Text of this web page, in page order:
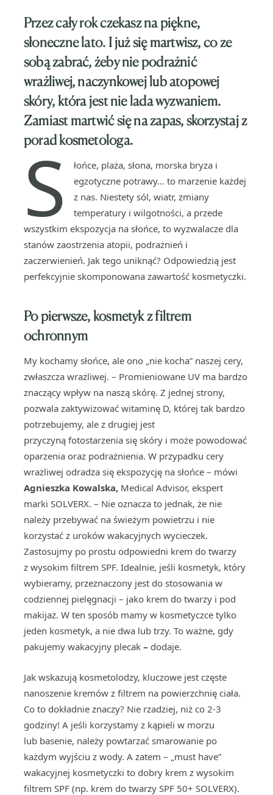
Przez cały rok czekasz na piękne,
słoneczne lato. I już się martwisz, co ze
sobą zabrać, żeby nie podrażnić
wrażliwej, naczynkowej lub atopowej
skóry, która jest nie lada wyzwaniem.
Zamiast martwić się na zapas, skorzystaj z
porad kosmetologa.
S
łońce, plaża, słona, morska bryza i
egzotyczne potrawy… to marzenie każdej
z nas. Niestety sól, wiatr, zmiany
temperatury i wilgotności, a przede
wszystkim ekspozycja na słońce, to wyzwalacze dla
stanów zaostrzenia atopii, podrażnień i
zaczerwienień. Jak tego uniknąć? Odpowiedzią jest
perfekcyjnie skomponowana zawartość kosmetyczki.
Po pierwsze, kosmetyk z filtrem
ochronnym
My kochamy słońce, ale ono „nie kocha” naszej cery,
zwłaszcza wrażliwej. – Promieniowane UV ma bardzo
znaczący wpływ na naszą skórę. Z jednej strony,
pozwala zaktywizować witaminę D, której tak bardzo
potrzebujemy, ale z drugiej jest
przyczyną fotostarzenia się skóry i może powodować
oparzenia oraz podrażnienia. W przypadku cery
wrażliwej odradza się ekspozycję na słońce – mówi
Agnieszka Kowalska, Medical Advisor, ekspert
marki SOLVERX. – Nie oznacza to jednak, że nie
należy przebywać na świeżym powietrzu i nie
korzystać z uroków wakacyjnych wycieczek.
Zastosujmy po prostu odpowiedni krem do twarzy
z wysokim filtrem SPF. Idealnie, jeśli kosmetyk, który
wybieramy, przeznaczony jest do stosowania w
codziennej pielęgnacji – jako krem do twarzy i pod
makijaż. W ten sposób mamy w kosmetyczce tylko
jeden kosmetyk, a nie dwa lub trzy. To ważne, gdy
pakujemy wakacyjny plecak – dodaje.
Jak wskazują kosmetolodzy, kluczowe jest częste
nanoszenie kremów z filtrem na powierzchnię ciała.
Co to dokładnie znaczy? Nie rzadziej, niż co 2-3
godziny! A jeśli korzystamy z kąpieli w morzu
lub basenie, należy powtarzać smarowanie po
każdym wyjściu z wody. A zatem – „must have”
wakacyjnej kosmetyczki to dobry krem z wysokim
filtrem SPF (np. krem do twarzy SPF 50+ SOLVERX).